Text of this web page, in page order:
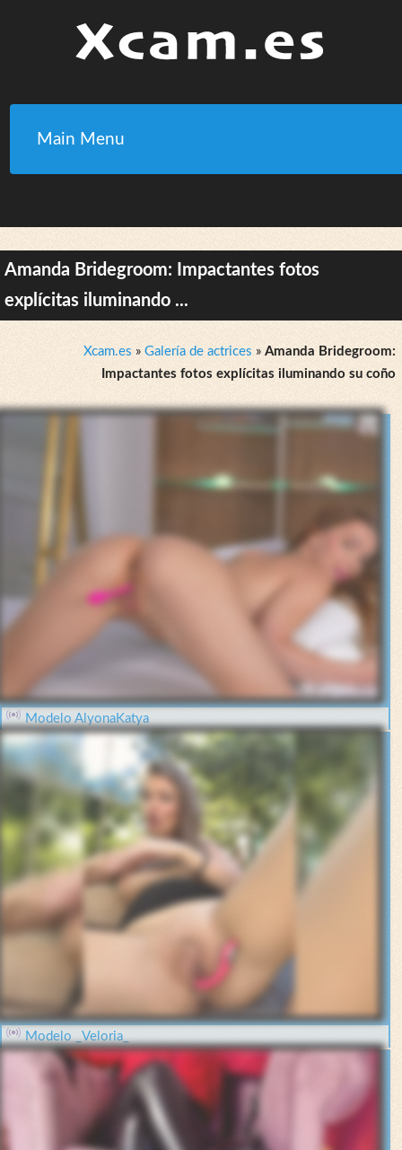
Main Menu
Amanda Bridegroom: Impactantes fotos
explícitas iluminando ...
Xcam.es » Galería de actrices » Amanda Bridegroom:
Impactantes fotos explícitas iluminando su coño
Modelo AlyonaKatya
Modelo _Veloria_